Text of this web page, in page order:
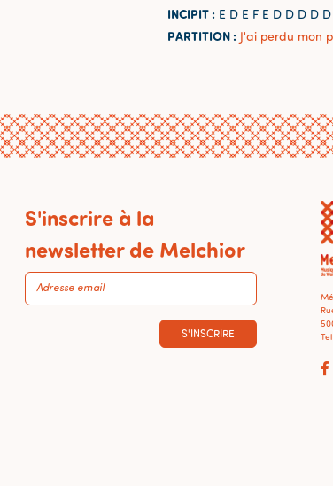
INCIPIT : E D E F E D D D D D
PARTITION : J'ai perdu mon
S'inscrire à la
newsletter de Melchior
S'INSCRIRE